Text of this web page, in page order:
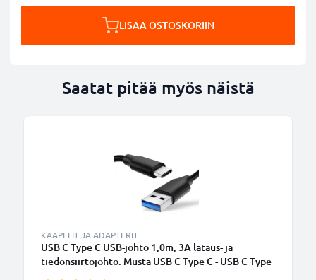
LISÄÄ OSTOSKORIIN
Saatat pitää myös näistä
KAAPELIT JA ADAPTERIT
USB C Type C USB-johto 1,0m, 3A lataus- ja
tiedonsiirtojohto. Musta USB C Type C - USB C Type